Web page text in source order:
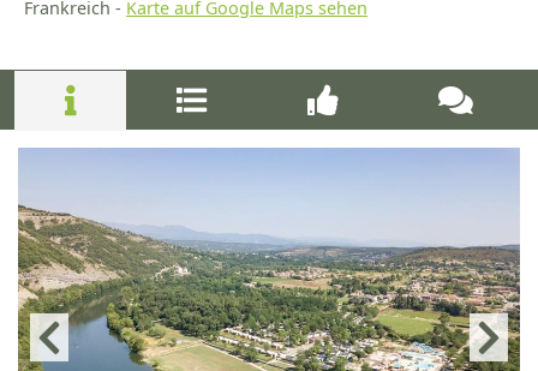
Frankreich - Karte auf Google Maps sehen